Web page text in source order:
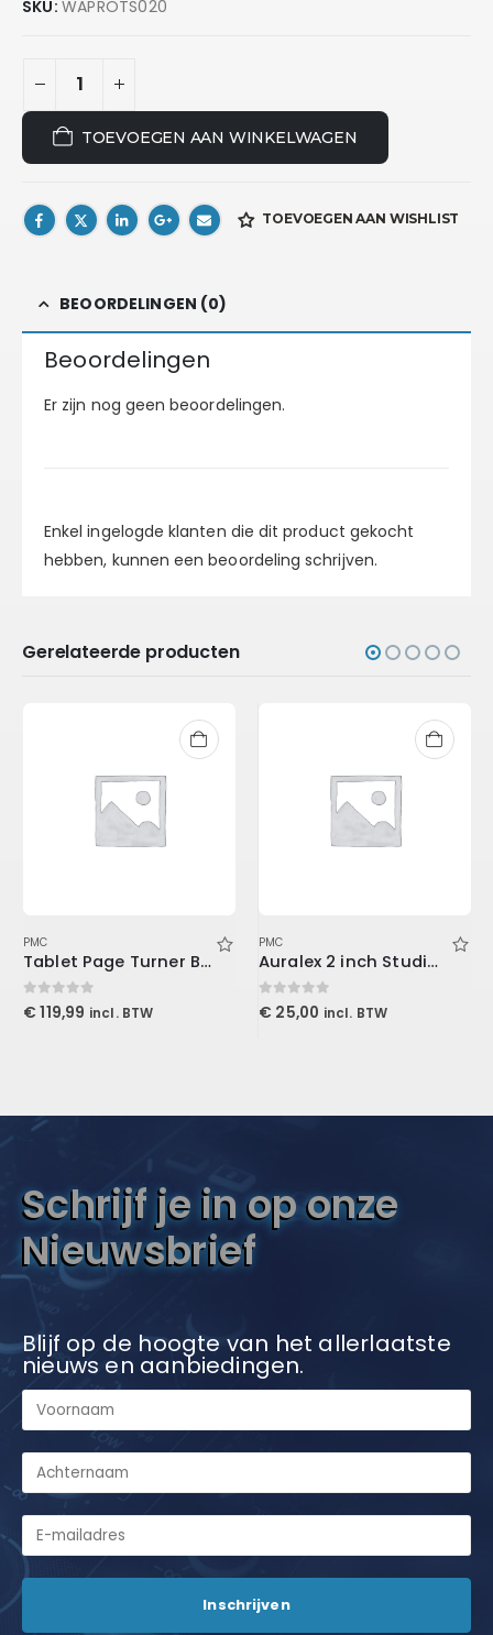
SKU: WAPROTS020
TOEVOEGEN AAN WINKELWAGEN
TOEVOEGEN AAN WISHLIST
BEOORDELINGEN (0)
Beoordelingen
Er zijn nog geen beoordelingen.
Enkel ingelogde klanten die dit product gekocht
hebben, kunnen een beoordeling schrijven.
Gerelateerde producten
PMC
Tablet Page Turner Bundle
0out of 5
€ 119,99 incl. BTW
PMC
Auralex 2 inch Studiofoam-T
0out of 5
€ 25,00 incl. BTW
Schrijf je in op onze
Nieuwsbrief
Blijf op de hoogte van het allerlaatste
nieuws en aanbiedingen.